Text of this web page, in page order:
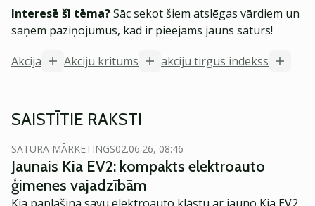
Interesē šī tēma?Sāc sekot šiem atslēgas vārdiem un
saņem paziņojumus, kad ir pieejams jauns saturs!
Akcija
Akciju kritums akciju tirgus indekss
SAISTĪTIE RAKSTI
SATURA MĀRKETINGS02.06.26, 08:46
Jaunais Kia EV2: kompakts elektroauto
ģimenes vajadzībām